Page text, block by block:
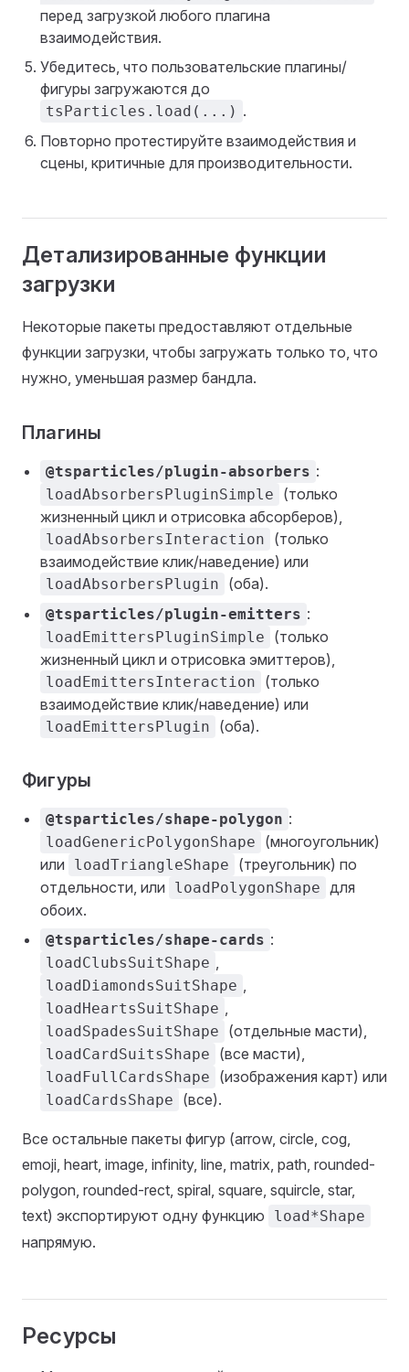
перед загрузкой любого плагина
взаимодействия.
Убедитесь, что пользовательские плагины/
фигуры загружаются до
tsParticles.load(...) .
Повторно протестируйте взаимодействия и
сцены, критичные для производительности.
Детализированные функции
загрузки
Некоторые пакеты предоставляют отдельные
функции загрузки, чтобы загружать только то, что
нужно, уменьшая размер бандла.
Плагины
@tsparticles/plugin-absorbers :
loadAbsorbersPluginSimple
(только
жизненный цикл и отрисовка абсорберов),
loadAbsorbersInteraction
(только
взаимодействие клик/наведение) или
loadAbsorbersPlugin (оба).
@tsparticles/plugin-emitters :
loadEmittersPluginSimple
(только
жизненный цикл и отрисовка эмиттеров),
loadEmittersInteraction
(только
взаимодействие клик/наведение) или
loadEmittersPlugin (оба).
Фигуры
@tsparticles/shape-polygon :
loadGenericPolygonShape
(многоугольник)
или
loadTriangleShape
(треугольник) по
отдельности, или
loadPolygonShape
для
обоих.
@tsparticles/shape-cards :
loadClubsSuitShape
loadDiamondsSuitShape
loadHeartsSuitShape
loadSpadesSuitShape (отдельные масти),
loadCardSuitsShape (все масти),
loadFullCardsShape (изображения карт) или
loadCardsShape (все).
Все остальные пакеты фигур (arrow, circle, cog,
emoji, heart, image, infinity, line, matrix, path, rounded-
polygon, rounded-rect, spiral, square, squircle, star,
text) экспортируют одну функцию
load*Shape
напрямую.
Ресурсы